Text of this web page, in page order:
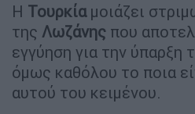
Η Τουρκία μοιάζει
της Λωζάνης που
εγγύηση για την ύπαρξη
όμως καθόλου το ποια
αυτού του κειμένου.